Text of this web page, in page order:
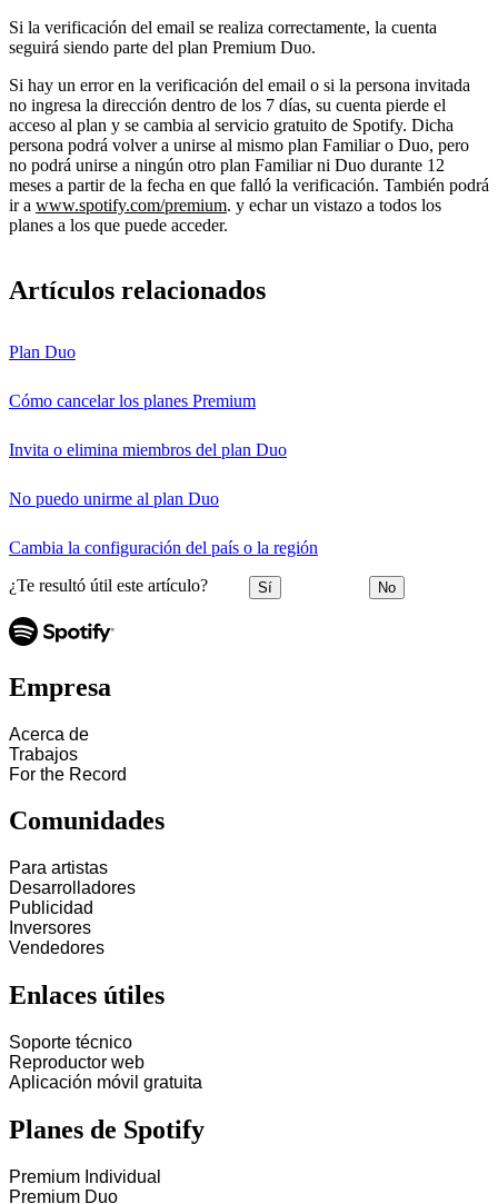
Si la verificación del email se realiza correctamente, la cuenta
seguirá siendo parte del plan Premium Duo.
Si hay un error en la verificación del email o si la persona invitada
no ingresa la dirección dentro de los 7 días, su cuenta pierde el
acceso al plan y se cambia al servicio gratuito de Spotify. Dicha
persona podrá volver a unirse al mismo plan Familiar o Duo, pero
no podrá unirse a ningún otro plan Familiar ni Duo durante 12
meses a partir de la fecha en que falló la verificación. También podrá
ir a www.spotify.com/premium. y echar un vistazo a todos los
planes a los que puede acceder.
Artículos relacionados
Plan Duo
Cómo cancelar los planes Premium
Invita o elimina miembros del plan Duo
No puedo unirme al plan Duo
Cambia la configuración del país o la región
¿Te resultó útil este artículo? Sí No
Empresa
Acerca de
Trabajos
For the Record
Comunidades
Para artistas
Desarrolladores
Publicidad
Inversores
Vendedores
Enlaces útiles
Soporte técnico
Reproductor web
Aplicación móvil gratuita
Planes de Spotify
Premium Individual
Premium Duo